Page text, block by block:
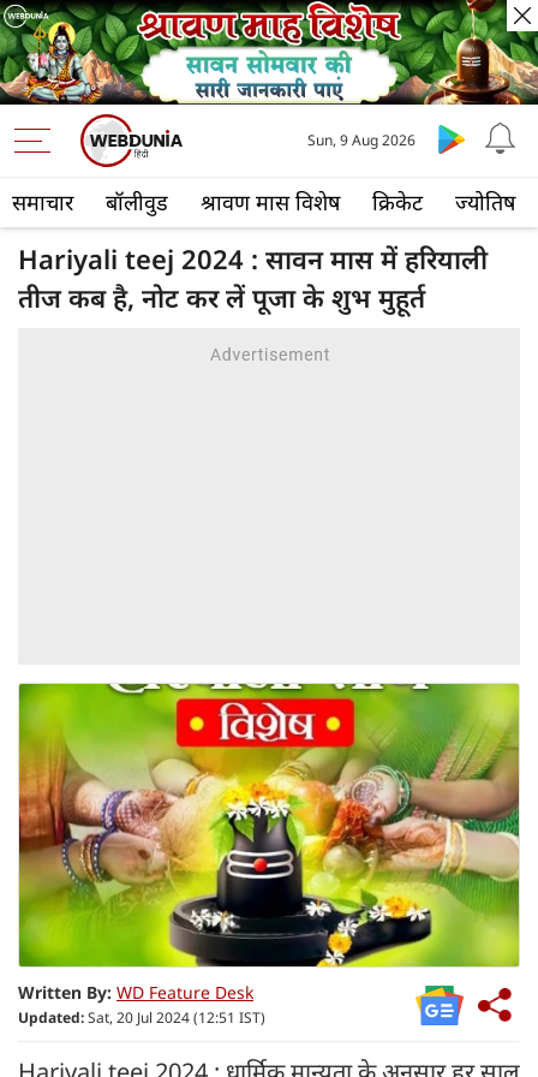
समाचार बॉलीवुड श्रावण मास विशेष क्रिकेट ज्योतिष
Sun, 9 Aug 2026
Hariyali teej 2024 : सावन मास में हरियाली
तीज कब है, नोट कर लें पूजा के शुभ मुहूर्त
Written By: WD Feature Desk
Updated:Sat, 20 Jul 2024 (12:51 IST)